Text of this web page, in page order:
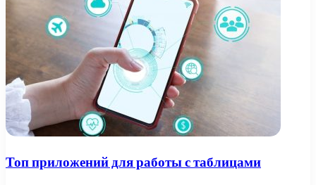
Топ приложений для работы с таблицами